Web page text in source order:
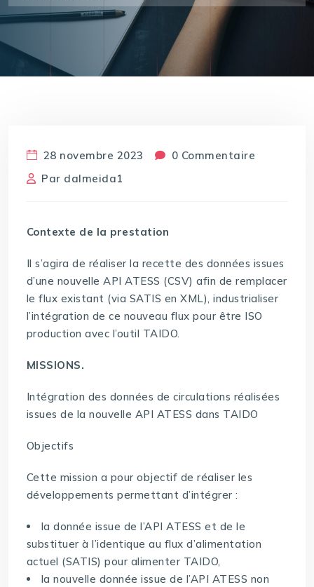
28 novembre 2023
0 Commentaire
Par dalmeida1
Contexte de la prestation
Il s’agira de réaliser la recette des données issues
d’une nouvelle API ATESS (CSV) afin de remplacer
le flux existant (via SATIS en XML), industrialiser
l’intégration de ce nouveau flux pour être ISO
production avec l’outil TAIDO.
MISSIONS.
Intégration des données de circulations réalisées
issues de la nouvelle API ATESS dans TAIDO
Objectifs
Cette mission a pour objectif de réaliser les
développements permettant d’intégrer :
la donnée issue de l’API ATESS et de le
substituer à l’identique au flux d’alimentation
actuel (SATIS) pour alimenter TAIDO,
la nouvelle donnée issue de l’API ATESS non